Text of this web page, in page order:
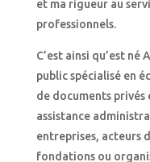
et ma rigueur au
professionnels.
C’est ainsi qu’est né
public spécialisé en
de documents privés
assistance
entreprises, acteurs
fondations ou